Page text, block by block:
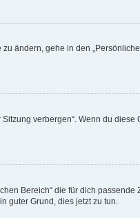
ändern, gehe in den
verbergen“. Wenn du
Bereich“ die für dich
guter Grund, dies jetzt zu tun.